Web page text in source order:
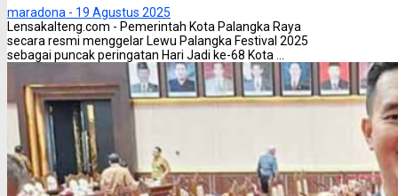
maradona - 19 Agustus 2025
Lensakalteng.com - Pemerintah Kota Palangka Raya
secara resmi menggelar Lewu Palangka Festival 2025
sebagai puncak peringatan Hari Jadi ke-68 Kota ...